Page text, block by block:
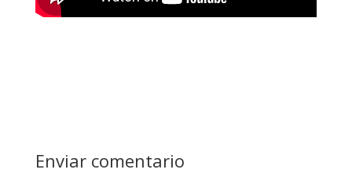
Enviar comentario